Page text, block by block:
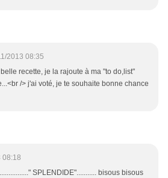
2013 08:35
recette, je la rajoute à ma "to do,list"
/> j'ai voté, je te souhaite bonne chance
08:18
SPLENDIDE"........... bisous bisous